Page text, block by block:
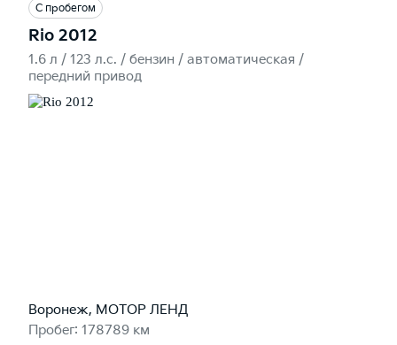
С пробегом
Rio 2012
1.6 л / 123 л.c. / бензин / автоматическая /
передний привод
Воронеж, МОТОР ЛЕНД
Пробег: 178789 км